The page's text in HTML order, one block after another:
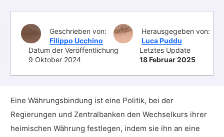
Geschrieben von:
Filippo Ucchino
Herausgegeben von:
Luca Puddu
Datum der Veröffentlichung
9 Oktober 2024
Letztes Update
18 Februar 2025
Eine Währungsbindung ist eine Politik, bei der
Regierungen und Zentralbanken den Wechselkurs ihrer
heimischen Währung festlegen, indem sie ihn an eine